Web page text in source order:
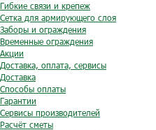
Гибкие связи и крепеж
Сетка для армирующего слоя
Заборы и ограждения
Временные ограждения
Акции
Доставка, оплата, сервисы
Доставка
Способы оплаты
Гарантии
Сервисы производителей
Расчёт сметы